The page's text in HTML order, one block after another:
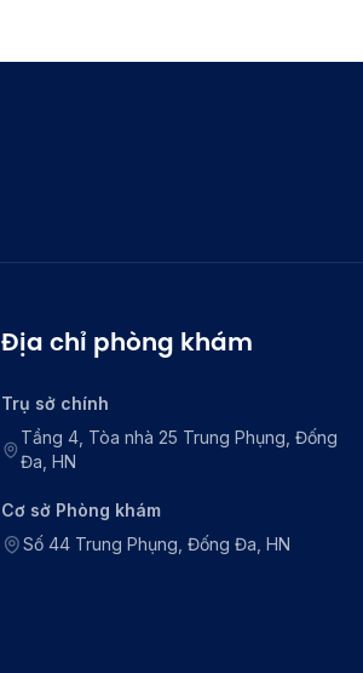
Địa chỉ phòng khám
Trụ sở chính
Tầng 4, Tòa nhà 25 Trung Phụng, Đống
Đa, HN
Cơ sở Phòng khám
Số 44 Trung Phụng, Đống Đa, HN